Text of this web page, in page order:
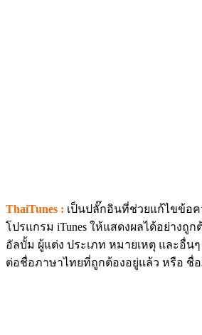
ThaiTunes : เป็นปลั๊กอินที่ช่วยแก้ไขข้อ
โปรแกรม iTunes ให้แสดงผลได้อย่างถู
อัลบั้ม ผู้แต่ง ประเภท หมายเหตุ และอื่น
ต่อชื่อภาษาไทยที่ถูกต้องอยู่แล้ว หรือ ชื่